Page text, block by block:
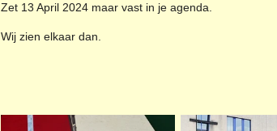
Zet 13 April 2024 maar vast in je agenda.
Wij zien elkaar dan.